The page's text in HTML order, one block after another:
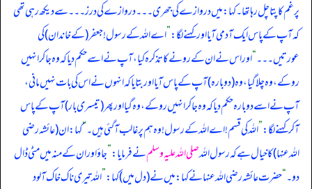
پر غم کا پتا چل رہا تھا۔ کہا: میں دروازے کی جھری۔۔۔ دروازے کی درز۔۔۔ سے دیکھ رہی تھی
کہ آپ کے پاس ایک آدمی آیا اور کہنے لگا:”اے اللہ کے رسول! جعفر (کے خاندان) کی
عورتیں۔۔۔“اور اس نے ان کے رونے کا تذکرہ کیا، آپ نے اسے حکم دیا کہ وہ جا کر انہیں
روکے، وہ چلا گیا، وہ (دوبارہ) آپ کے پاس آیا اور بتایا کہ انہوں نے اس کی بات نہیں مانی،
آپ نے اسے دوبارہ حکم دیا کہ وہ جا کر انہیں روکے، وہ گیا اور پھر (تیسری بار) آپ کے پاس
آکر کہنے لگا:”اللہ کی قسم! اے اللہ کے رسول! وہ ہم پر غالب آگئی ہیں۔“کہا: ان (عائشہ رضی
اللہ عنہا) کا خیال ہے کہ رسول اللہصلی اللہ علیہ وسلمنے فرمایا:”جاؤ اور ان کے منہ میں مٹی ڈال
دو۔“حضرت عائشہ رضی اللہ عنہا نے کہا: میں نے (دل میں) کہا:”اللہ تیری ناک خاک آلود